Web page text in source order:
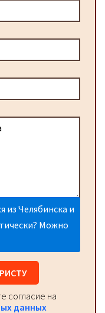
из Челябинска и
Можно
согласие на
данных